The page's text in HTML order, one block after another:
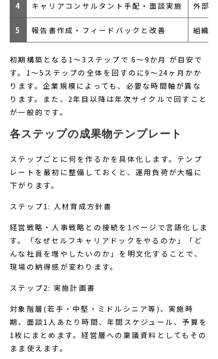
4 キャリアコンサルタント手配・面談実施 外部
5 報告書作成・フィードバックと改善 組織
初期構築となる1〜3ステップで 6〜9か月 が目安で
す。1〜5ステップの全体を回すのに9〜24ヶ月かか
ります。企業規模によっても、必要な時間軸が異な
ります。また、2年目以降は年次サイクルで回すこと
が一般的です。
各ステップの成果物テンプレート
ステップごとに何を作るかを具体化します。テンプ
レートを最初に整備しておくと、運用負荷が大幅に
下がります。
ステップ1: 人材育成方針書
経営戦略・人事戦略との接続を1ページで言語化しま
す。「なぜセルフキャリアドックをやるのか」「ど
んな社員を増やしたいのか」を明文化することで、
現場の納得感が変わります。
ステップ2: 実施計画書
対象階層(若手・中堅・ミドルシニア等)、実施時
期、面談1人あたり時間、年間スケジュール、予算を
1枚にまとめます。経営層への稟議資料としてもその
まま使えます。